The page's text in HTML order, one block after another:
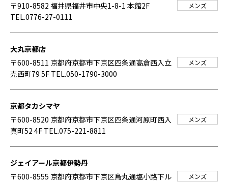
〒910-8582 福井県福井市中央1-8-1 本館2F
TEL.0776-27-0111
メンズ
大丸京都店
〒600-8511 京都府京都市下京区四条通高倉西入立
売西町79 5F TEL.050-1790-3000
メンズ
京都タカシマヤ
〒600-8520 京都府京都市下京区四条通河原町西入
真町52 4F TEL.075-221-8811
メンズ
ジェイアール京都伊勢丹
〒600-8555 京都府京都市下京区烏丸通塩小路下ル
メンズ